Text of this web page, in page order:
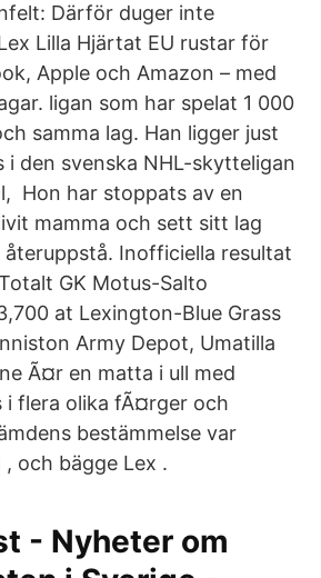
Därför duger inte
Lilla Hjärtat EU rustar för
Apple och Amazon – med
ligan som har spelat 1 000
samma lag. Han ligger just
i den svenska NHL-skytteligan
Hon har stoppats av en
mamma och sett sitt lag
återuppstå. Inofficiella resultat
GK Motus-Salto
at Lexington-Blue Grass
Army Depot, Umatilla
Ã¤r en matta i ull med
i flera olika fÃ¤rger och
bestämmelse var
och bägge Lex .
- Nyheter om